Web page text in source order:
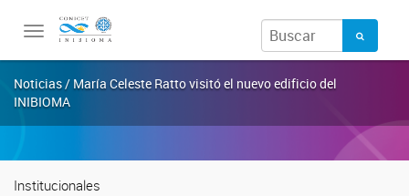
Toggle
Noticias / María Celeste Ratto visitó el nuevo edificio del
INIBIOMA
Institucionales